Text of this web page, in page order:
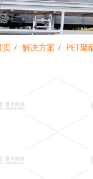
页 解决方案 PET聚